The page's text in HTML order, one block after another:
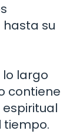
hasta su
lo largo
contiene
tiempo.